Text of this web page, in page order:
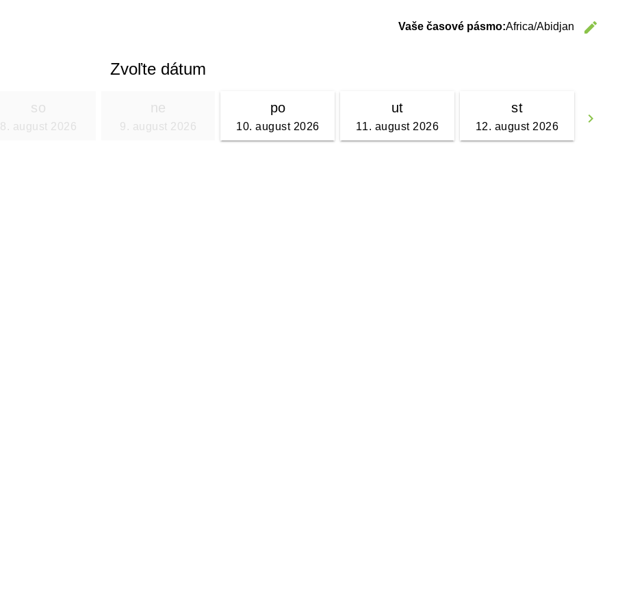
Vaše časové pásmo:Africa/Abidjan
edit
Zvoľte dátum
keyboard_arrow_right
so
8. august 2026
ne
9. august 2026
po
10. august 2026
ut
11. august 2026
st
12. august 2026